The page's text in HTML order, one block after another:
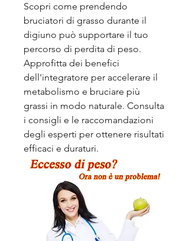
Scopri come prendendo
bruciatori di grasso durante il
digiuno può supportare il tuo
percorso di perdita di peso.
Approfitta dei benefici
dell'integratore per accelerare il
metabolismo e bruciare più
grassi in modo naturale. Consulta
i consigli e le raccomandazioni
degli esperti per ottenere risultati
efficaci e duraturi.